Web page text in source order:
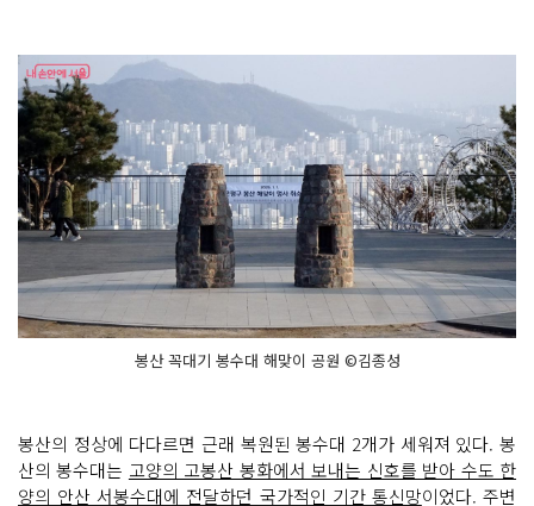
봉산 꼭대기 봉수대 해맞이 공원 ©김종성
봉산의 정상에 다다르면 근래 복원된 봉수대 2개가 세워져 있다. 봉
산의 봉수대는 고양의 고봉산 봉화에서 보내는 신호를 받아 수도 한
양의 안산 서봉수대에 전달하던 국가적인 기간 통신망이었다. 주변